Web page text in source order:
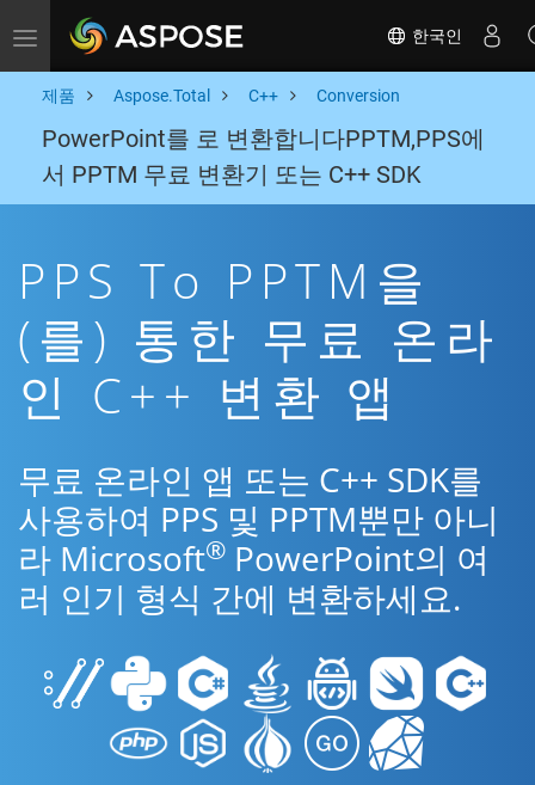
Toggle navigation 한국인
제품 Aspose.Total C++ Conversion
PowerPoint를 로 변환합니다PPTM,PPS에
서 PPTM 무료 변환기 또는 C++ SDK
PPS To PPTM을
(를) 통한 무료 온라
인 C++ 변환 앱
무료 온라인 앱 또는 C++ SDK를
사용하여 PPS 및 PPTM뿐만 아니
라 Microsoft® PowerPoint의 여
러 인기 형식 간에 변환하세요.